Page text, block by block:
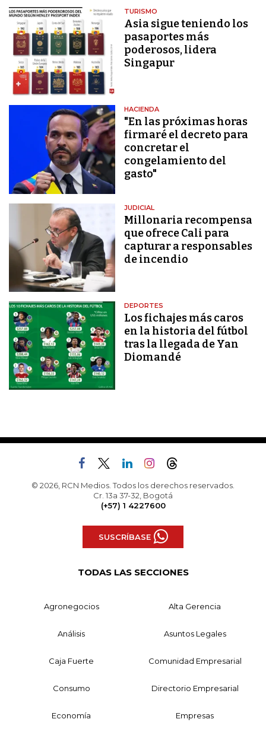
TURISMO
Asia sigue teniendo los
pasaportes más
poderosos, lidera
Singapur
HACIENDA
"En las próximas horas
firmaré el decreto para
concretar el
congelamiento del
gasto"
JUDICIAL
Millonaria recompensa
que ofrece Cali para
capturar a responsables
de incendio
DEPORTES
Los fichajes más caros
en la historia del fútbol
tras la llegada de Yan
Diomandé
© 2026, RCN Medios. Todos los derechos reservados.
Cr. 13a 37-32, Bogotá
(+57) 1 4227600
SUSCRÍBASE
TODAS LAS SECCIONES
Agronegocios Alta Gerencia
Análisis Asuntos Legales
Caja Fuerte Comunidad Empresarial
Consumo Directorio Empresarial
Economía Empresas